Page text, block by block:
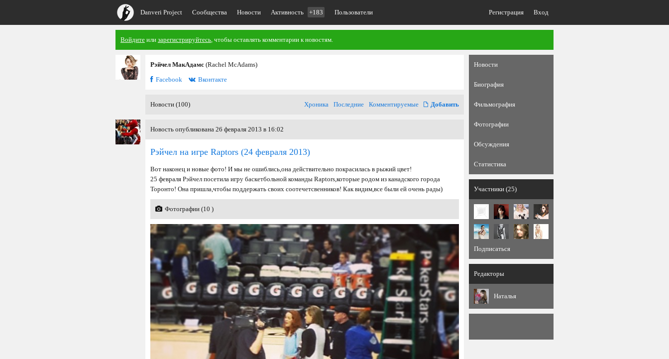
Danveri Project Сообщества Новости Активность +183 Пользователи Регистрация Вход
Войдите или зарегистрируйтесь, чтобы оставлять комментарии к новостям.
Рэйчел МакАдамс (Rachel McAdams)
Facebook
Вконтакте
Новости (100) Хроника Последние Комментируемые Добавить
Новость опубликована 26 февраля 2013 в 16:02
Рэйчел на игре Raptors (24 февраля 2013)
Вот наконец и новые фото! И мы не ошиблись,она действительно покрасилась в рыжий цвет!
25 февраля Рэйчел посетила игру баскетбольной команды Raptors,которые родом из канадского города
Торонто! Она пришла,чтобы поддержать своих соотечетсвенников! Как видим,все были ей очень рады)
Фотографии (10 )
Новости
Биография
Фильмография
Фотографии
Обсуждения
Статистика
Участники (25)
Подписаться
Редакторы
Наталья